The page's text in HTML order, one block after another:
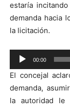
estaría
demanda hacia
la licitación.
Reproductor
de
audio
00:00
El concejal
demanda,
la autoridad le